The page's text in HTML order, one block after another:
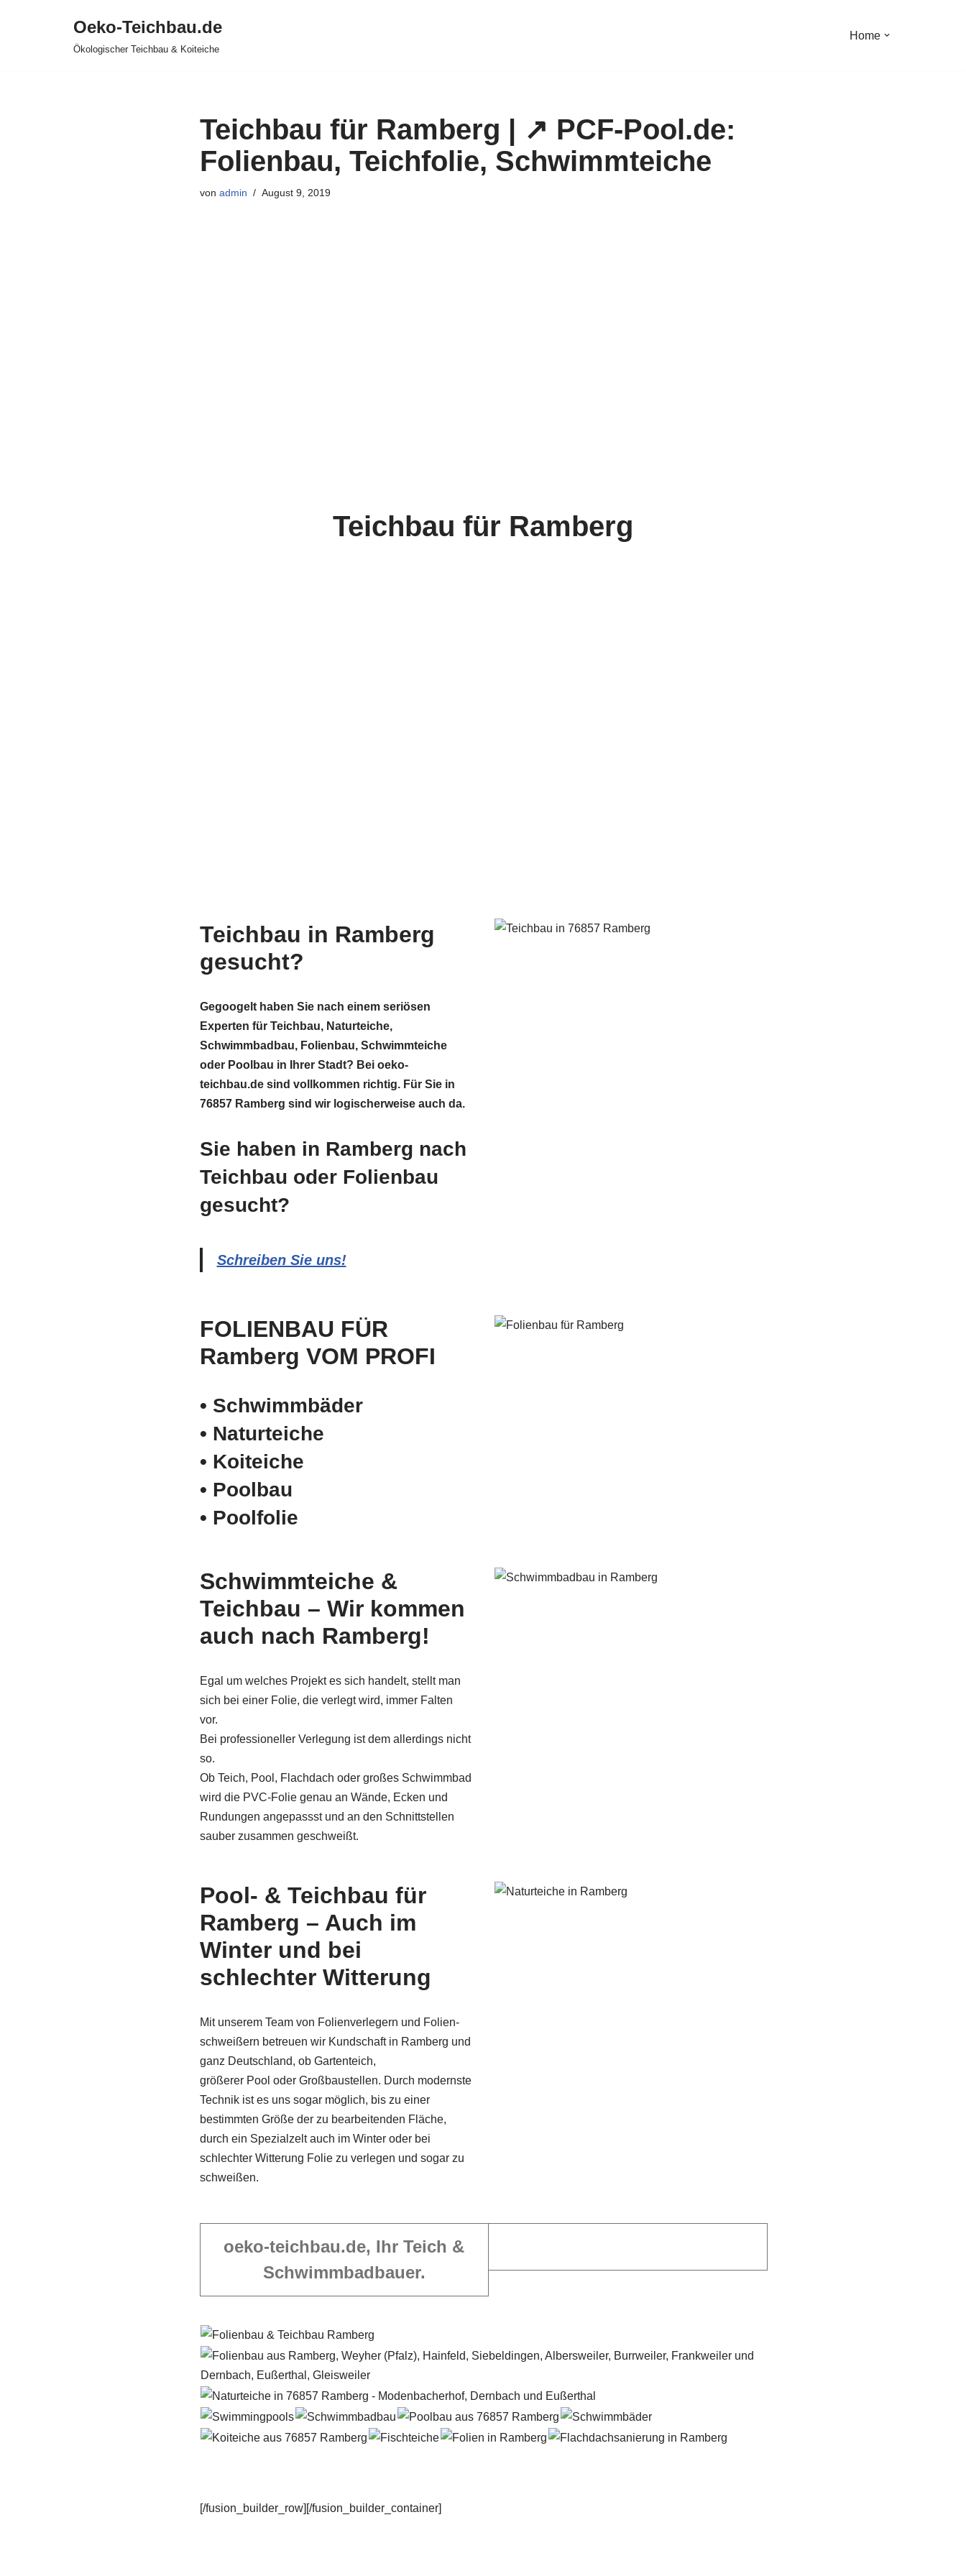
Oeko-Teichbau.de
Ökologischer Teichbau & Koiteiche
Home
Teichbau für Ramberg | ↗️ PCF-Pool.de:
Folienbau, Teichfolie, Schwimmteiche
von admin August 9, 2019
Teichbau für Ramberg
Teichbau in Ramberg
gesucht?
Gegoogelt haben Sie nach einem seriösen
Experten für Teichbau, Naturteiche,
Schwimmbadbau, Folienbau, Schwimmteiche
oder Poolbau in Ihrer Stadt? Bei oeko-
teichbau.de sind vollkommen richtig. Für Sie in
76857 Ramberg sind wir logischerweise auch da.
Sie haben in Ramberg nach
Teichbau oder Folienbau
gesucht?
Schreiben Sie uns!
FOLIENBAU FÜR
Ramberg VOM PROFI
• Schwimm­bäder
• Naturteiche
• Koiteiche
• Poolbau
• Poolfolie
Schwimmteiche &
Teichbau – Wir kommen
auch nach Ramberg!
Egal um welches Projekt es sich handelt, stellt man
sich bei einer Folie, die verlegt wird, immer Falten
vor.
Bei professioneller Verlegung ist dem allerdings nicht
so.
Ob Teich, Pool, Flachdach oder großes Schwimmbad
wird die PVC-Folie genau an Wände, Ecken und
Rundungen angepassst und an den Schnittstellen
sauber zusammen geschweißt.
Pool- & Teichbau für
Ramberg – Auch im
Winter und bei
schlechter Witterung
Mit unserem Team von Folienverlegern und Folien­
schweißern betreuen wir Kundschaft in Ramberg und
ganz Deutschland, ob Gartenteich,
größerer Pool oder Großbaustellen. Durch modernste
Technik ist es uns sogar möglich, bis zu einer
bestimmten Größe der zu bearbeitenden Fläche,
durch ein Spezi­alzelt auch im Winter oder bei
schlechter Witterung Folie zu verlegen und sogar zu
schweißen.
oeko-teichbau.de, Ihr Teich &
Schwimmbadbauer.
[/fusion_builder_row][/fusion_builder_container]